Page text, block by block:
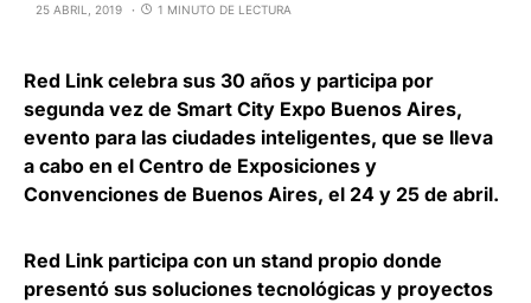
25 ABRIL, 2019 1 MINUTO DE LECTURA
Red Link celebra sus 30 años y participa por
segunda vez de Smart City Expo Buenos Aires,
evento para las ciudades inteligentes, que se lleva
a cabo en el Centro de Exposiciones y
Convenciones de Buenos Aires, el 24 y 25 de abril.
Red Link participa con un stand propio donde
presentó sus soluciones tecnológicas y proyectos